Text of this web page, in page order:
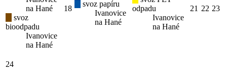
na Hané
svoz
bioodpadu
Ivanovice
na Hané
18
svoz papíru
Ivanovice
na Hané
odpadu
Ivanovice
na Hané
21 22 23
24